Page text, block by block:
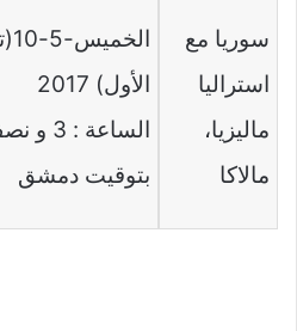
سوريا مع
استراليا
ماليزيا،
مالاكا
الأول) 2017
الساعة : 3
بتوقيت دمشق